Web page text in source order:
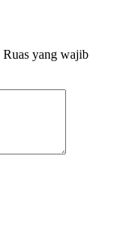
Ruas yang wajib